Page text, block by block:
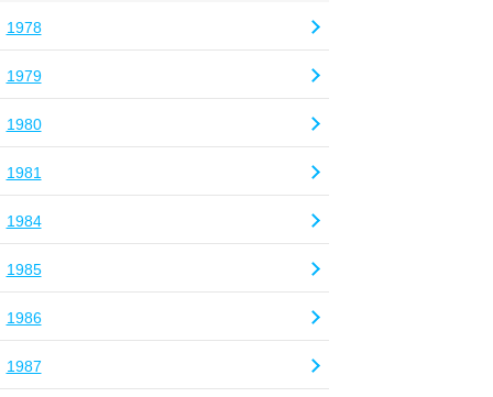
1978
1979
1980
1981
1984
1985
1986
1987